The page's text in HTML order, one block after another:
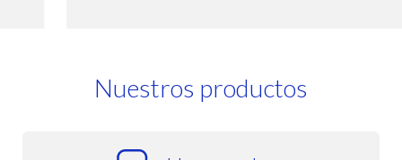
Nuestros productos